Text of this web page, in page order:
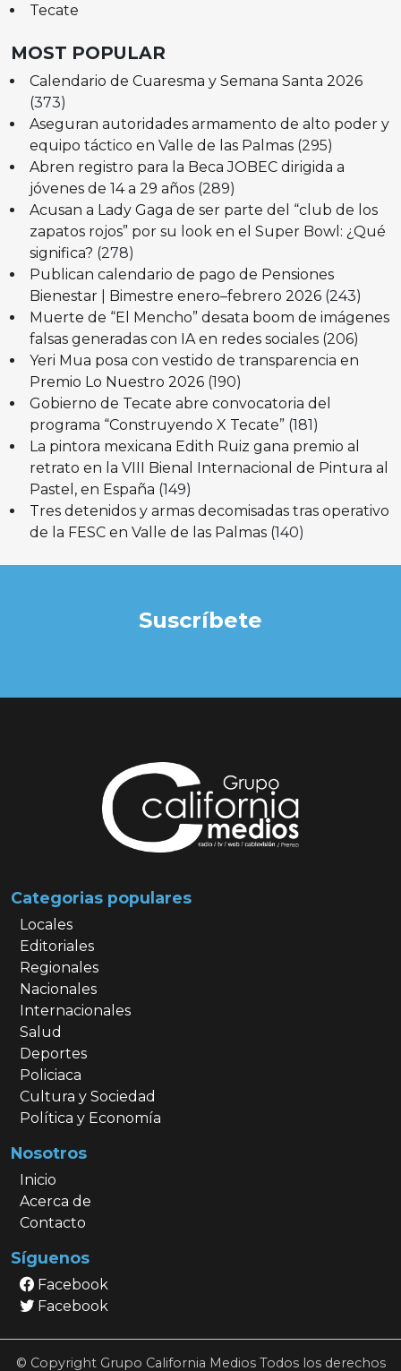
Tecate
MOST POPULAR
Calendario de Cuaresma y Semana Santa 2026
(373)
Aseguran autoridades armamento de alto poder y
equipo táctico en Valle de las Palmas (295)
Abren registro para la Beca JOBEC dirigida a
jóvenes de 14 a 29 años (289)
Acusan a Lady Gaga de ser parte del “club de los
zapatos rojos” por su look en el Super Bowl: ¿Qué
significa? (278)
Publican calendario de pago de Pensiones
Bienestar | Bimestre enero–febrero 2026 (243)
Muerte de “El Mencho” desata boom de imágenes
falsas generadas con IA en redes sociales (206)
Yeri Mua posa con vestido de transparencia en
Premio Lo Nuestro 2026 (190)
Gobierno de Tecate abre convocatoria del
programa “Construyendo X Tecate” (181)
La pintora mexicana Edith Ruiz gana premio al
retrato en la VIII Bienal Internacional de Pintura al
Pastel, en España (149)
Tres detenidos y armas decomisadas tras operativo
de la FESC en Valle de las Palmas (140)
Suscríbete
Categorias populares
Locales
Editoriales
Regionales
Nacionales
Internacionales
Salud
Deportes
Policiaca
Cultura y Sociedad
Política y Economía
Nosotros
Inicio
Acerca de
Contacto
Síguenos
Facebook
Facebook
© Copyright Grupo California Medios Todos los derechos